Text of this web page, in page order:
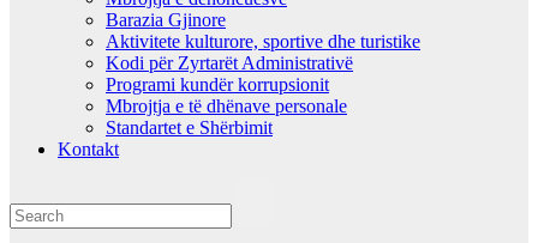
Barazia Gjinore
Aktivitete kulturore, sportive dhe turistike
Kodi për Zyrtarët Administrativë
Programi kundër korrupsionit
Mbrojtja e të dhënave personale
Standartet e Shërbimit
Kontakt